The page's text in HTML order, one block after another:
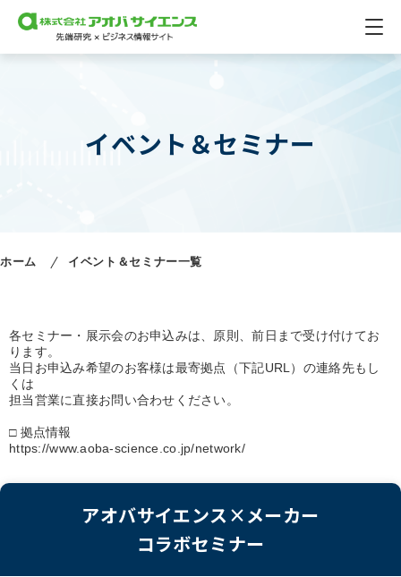
イベント＆セミナー
ホーム イベント＆セミナー一覧
各セミナー・展示会のお申込みは、原則、前日まで受け付けてお
ります。
当日お申込み希望のお客様は最寄拠点（下記URL）の連絡先もし
くは
担当営業に直接お問い合わせください。
□ 拠点情報
https://www.aoba-science.co.jp/network/
アオバサイエンス×メーカー
コラボセミナー